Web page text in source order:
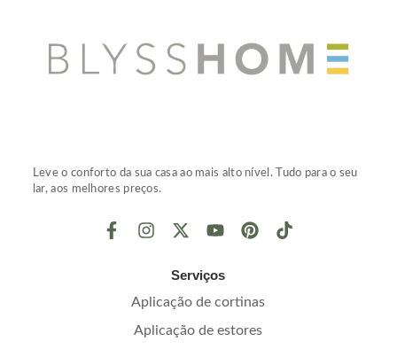
Leve o conforto da sua casa ao mais alto nível. Tudo para o seu
lar, aos melhores preços.
Serviços
Aplicação de cortinas
Aplicação de estores